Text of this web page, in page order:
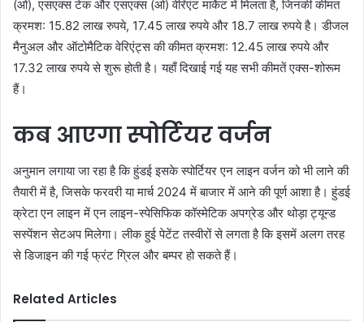
(ओ), एसएक्स टेक और एसएक्स (ओ) वेरिएंट मार्केट में मिलता है, जिनकी कीमत
क्रमश: 15.82 लाख रुपये, 17.45 लाख रुपये और 18.7 लाख रुपये है। डीजल
मैनुअल और ऑटोमैटिक वेरिएंट्स की कीमत क्रमश: 12.45 लाख रुपये और
17.32 लाख रुपये से शुरू होती है। यहाँ दिखाई गई यह सभी कीमतें एक्स-शोरूम
हैं।
कब आएगा स्पोर्टियर वर्जन
अनुमान लगाया जा रहा है कि हुंडई इसके स्पोर्टियर एन लाइन वर्जन को भी लाने की
तैयारी में है, जिसके फरवरी या मार्च 2024 में बाजार में आने की पूर्ण आशा है। हुंडई
क्रेटा एन लाइन में एन लाइन-स्पेसिफिक कॉस्मेटिक अपग्रेड और थोड़ा ट्यून्ड
सस्पेंशन सेटअप मिलेगा। लीक हुई पेटेंट तस्वीरों से लगता है कि इसमें अलग तरह
से डिजाइन की गई फ्रंट ग्रिल और बम्पर हो सकते हैं।
Related Articles